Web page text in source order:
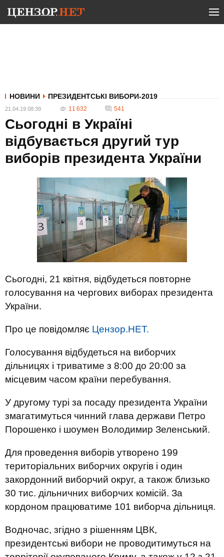
НОВИНИ ПРЕЗИДЕНТСЬКІ ВИБОРИ-2019
21.04.19 08:39 11 632 541
Сьогодні в Україні
відбувається другий тур
виборів президента України
Сьогодні, 21 квітня, відбудеться повторне
голосування на чергових виборах президента
України.
Про це повідомляє Цензор.НЕТ.
Голосування відбудеться на виборчих
дільницях і триватиме з 8:00 до 20:00 за
місцевим часом країни перебування.
У другому турі за посаду президента України
змагатимуться чинний глава держави Петро
Порошенко і шоумен Володимир Зеленський.
Для проведення виборів утворено 199
територіальних виборчих округів і один
закордонний виборчий округ, а також близько
30 тис. дільничних виборчих комісій. За
кордоном працюватиме 101 виборча дільниця.
Водночас, згідно з рішенням ЦВК,
президентські вибори не проводитимуться на